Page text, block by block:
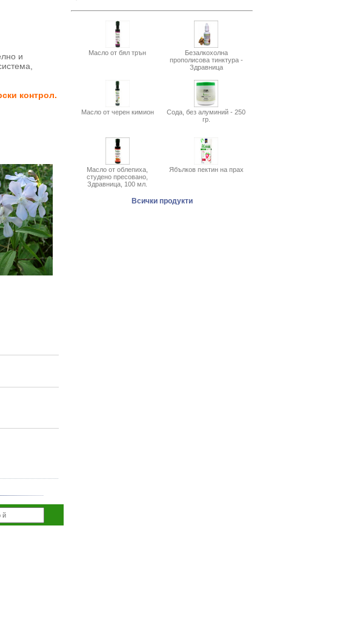
и
контрол.
Масло от бял трън
Безалкохолна
прополисова тинктура -
Здравница
Масло от черен кимион
Сода, без алуминий - 250
гр.
Масло от облепиха,
студено пресовано,
Здравница, 100 мл.
Ябълков пектин на прах
Всички продукти